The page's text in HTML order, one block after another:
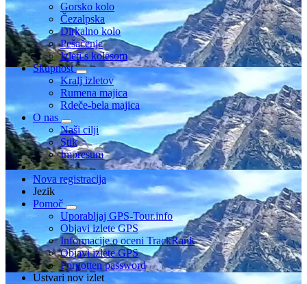
Gorsko kolo
Čezalpska
Dirkalno kolo
Pešačenje
Izleti s kolesom
Skupnost
Kralj izletov
Rumena majica
Rdeče-bela majica
O nas
Naši cilji
Stik
Impresum
Nova registracija
Jezik
Pomoč
Uporabljaj GPS-Tour.info
Objavi izlete GPS
Informacije o oceni TrackRank
Objavi izlete GPS
Forgotten password
Ustvari nov izlet